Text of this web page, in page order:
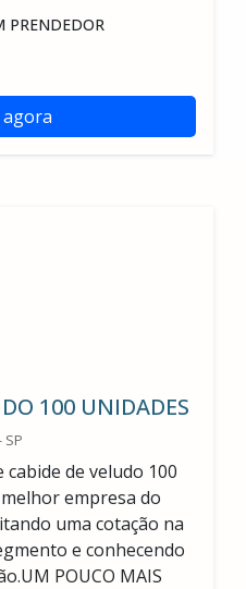
PRENDEDOR
100 UNIDADES
SP
de veludo 100
empresa do
uma cotação na
e conhecendo
POUCO MAIS